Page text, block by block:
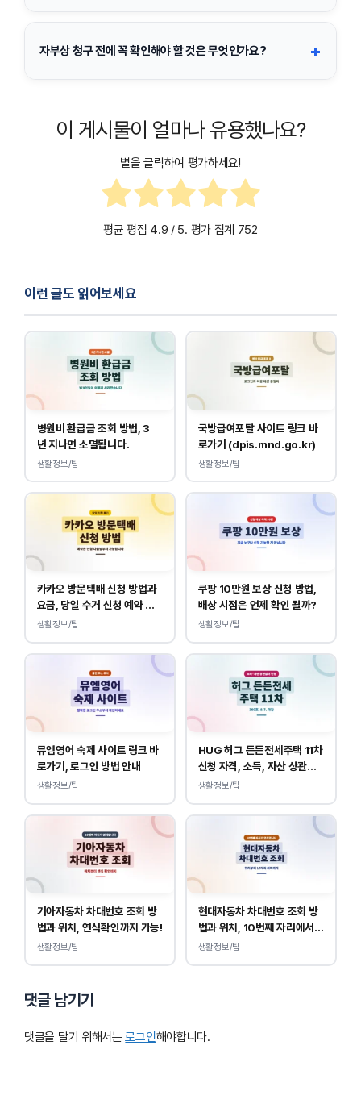
네. 특약 미가입, 면책 사유 해당, 사고와 부상 사이의 인과관계 부
거절될 수 있습니다.
자부상 청구 전에 꼭 확인해야 할 것은 무엇인가요? +
요 서류, 접수 기한을 함께 점검하면 청구를 훨씬 수월하게 진행할
이 게시물이 얼마나 유용했나요?
별을 클릭하여 평가하세요!
평균 평점 4.9 / 5. 평가 집계 752
이런 글도 읽어보세요
병원비 환급금 조회 방법, 3
년 지나면 소멸됩니다.
생활정보/팁
국방급여포탈 사이트 링크 바
로가기 (dpis.mnd.go.kr)
생활정보/팁
카카오 방문택배 신청 방법과
요금, 당일 수거 신청 예약 안
내
생활정보/팁
쿠팡 10만원 보상 신청 방법,
배상 시점은 언제 확인 될까?
생활정보/팁
뮤엠영어 숙제 사이트 링크 바
로가기, 로그인 방법 안내
생활정보/팁
HUG 허그 든든전세주택 11차
신청 자격, 소득, 자산 상관없
이 가능합니다.
생활정보/팁
기아자동차 차대번호 조회 방
법과 위치, 연식확인까지 가능!
생활정보/팁
현대자동차 차대번호 조회 방
법과 위치, 10번째 자리에서
연식 확인!
생활정보/팁
댓글 남기기
댓글을 달기 위해서는로그인해야합니다.